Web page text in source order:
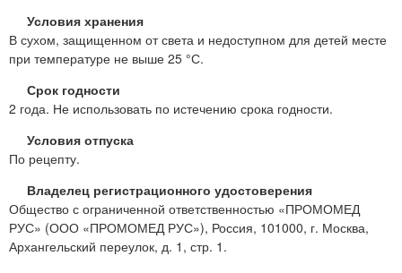
Условия хранения
В сухом, защищенном от света и недоступном для детей месте
при температуре не выше 25 °С.
Срок годности
2 года. Не использовать по истечению срока годности.
Условия отпуска
По рецепту.
Владелец регистрационного удостоверения
Общество с ограниченной ответственностью «ПРОМОМЕД
РУС» (ООО «ПРОМОМЕД РУС»), Россия, 101000, г. Москва,
Архангельский переулок, д. 1, стр. 1.